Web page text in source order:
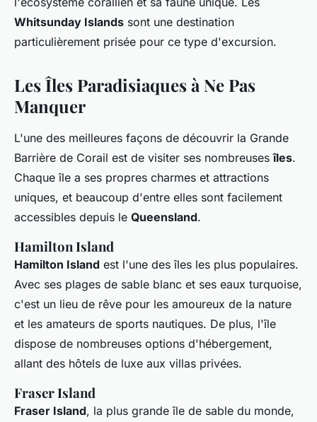
Whitsunday Islands sont une destination
particulièrement prisée pour ce type d'excursion.
Les Îles Paradisiaques à Ne Pas
Manquer
L'une des meilleures façons de découvrir la Grande
Barrière de Corail est de visiter ses nombreusesîles.
Chaque île a ses propres charmes et attractions
uniques, et beaucoup d'entre elles sont facilement
accessibles depuis le Queensland.
Hamilton Island
Hamilton Island est l'une des îles les plus populaires.
Avec ses plages de sable blanc et ses eaux turquoise,
c'est un lieu de rêve pour les amoureux de la nature
et les amateurs de sports nautiques. De plus, l'île
dispose de nombreuses options d'hébergement,
allant des hôtels de luxe aux villas privées.
Fraser Island
Fraser Island, la plus grande île de sable du monde,